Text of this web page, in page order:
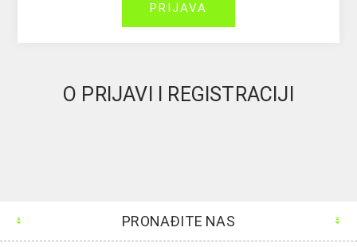
PRIJAVA
O PRIJAVI I REGISTRACIJI
PRONAĐITE NAS